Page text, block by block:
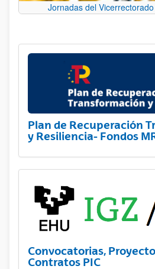
Jornadas del
Plan de Recuperación
y Resiliencia- Fondos
Convocatorias,
Contratos PIC